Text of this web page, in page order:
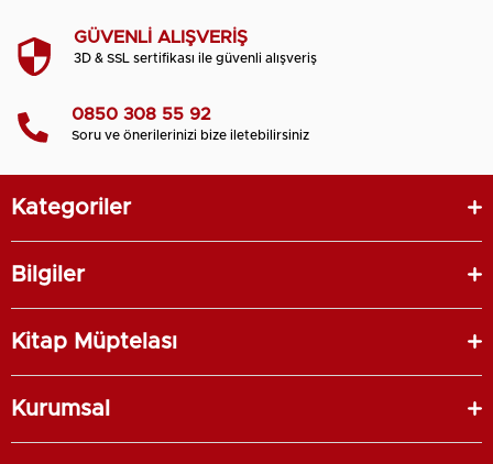
GÜVENLİ ALIŞVERİŞ
3D & SSL sertifikası ile güvenli alışveriş
0850 308 55 92
Soru ve önerilerinizi bize iletebilirsiniz
Kategoriler
Bilgiler
Kitap Müptelası
Kurumsal